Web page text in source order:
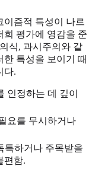
이즘적 특성이 나르
희 평가에 영감을 준
식, 과시주의와 같
특성을 보이기 때
다.
인정하는 데 깊이
요를 무시하거나
특하거나 주목받을
편함.